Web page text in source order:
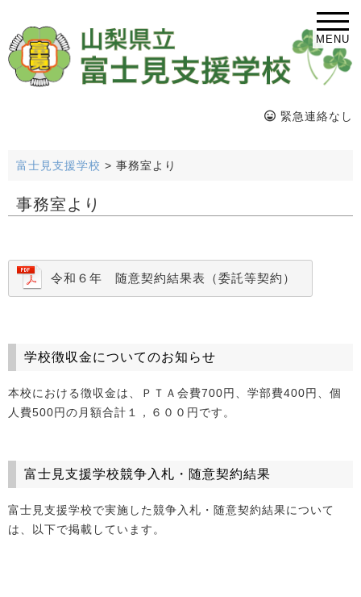
MENU
緊急連絡なし
富士見支援学校 > 事務室より
事務室より
令和６年 随意契約結果表（委託等契約）
学校徴収金についてのお知らせ
本校における徴収金は、ＰＴＡ会費700円、学部費400円、個
人費500円の月額合計１，６００円です。
富士見支援学校競争入札・随意契約結果
富士見支援学校で実施した競争入札・随意契約結果について
は、以下で掲載しています。